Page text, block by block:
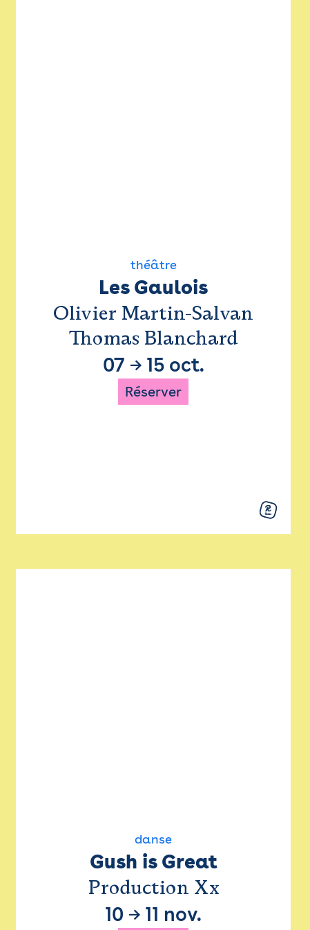
théâtre
Les Gaulois
Olivier Martin-Salvan
Thomas Blanchard
07 → 15 oct.
Réserver
danse
Gush is Great
Production Xx
10 → 11 nov.